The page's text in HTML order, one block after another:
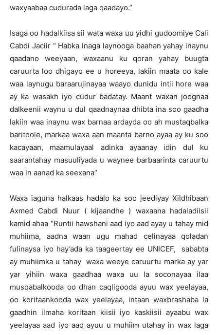
waxyaabaa cudurada laga qaadayo.”
Isaga oo hadalkiisa sii wata waxa uu yidhi gudoomiye Cali
Cabdi Jaciir “ Habka inaga laynooga baahan yahay inaynu
qaadano weeyaan, waxaanu ku qoran yahay buugta
caruurta loo dhigayo ee u horeeya, lakiin maata oo kale
waa laynugu baraarujinayaa waayo dunidu intii hore waa
ay ka wasakh iyo cudur badatay. Maant waxan joognaa
dalkeenii waynu u dul qaadnaynaa dhibta ina soo gaadha
lakiin waa inaynu wax barnaa ardayda oo ah mustaqbalka
baritoole, markaa waxa aan maanta barno ayaa ay ku soo
kacayaan, maamulayaal adinka ayaanay idin dul ku
saarantahay masuuliyada u waynee barbaarinta caruurtu
waa in aanad ka seexana”
Waxa iaguna halkaas hadalo ka soo jeediyay Xildhibaan
Axmed Cabdi Nuur ( kijaandhe ) waxaana hadaladiisii
kamid ahaa “Runtii hawshani aad iyo aad ayay u tahay mid
muhiima, aadna waan ugu mahad celinayaa qoladan
fulinaysa iyo hay’ada ka taageertay ee UNICEF, sababta
ay muhiimka u tahay waxa weeye caruurtu marka ay yar
yar yihiin waxa gaadhaa waxa uu la soconayaa ilaa
musqabalkooda oo dhan caqligooda ayuu wax yeelayaa,
oo koritaankooda wax yeelayaa, intaan waxbrashaba la
gaadhin ilmaha koritaan kiisii iyo kaskiisii ayaabu wax
yeelayaa aad iyo aad ayuu u muhiim utahay in wax laga